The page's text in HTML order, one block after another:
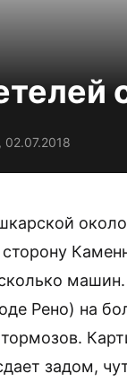
02.07.2018
Рено) на
задом,